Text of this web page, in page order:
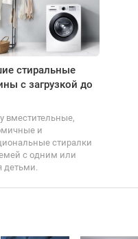
стиральные
с загрузкой до
вместительные,
и
стиралки
с одним или
детьми.